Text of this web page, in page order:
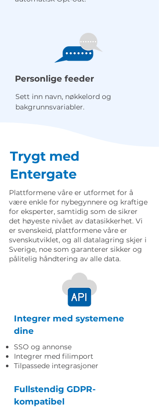
Personlige feeder
Sett inn navn, nøkkelord og
bakgrunnsvariabler.
Trygt med
Entergate
Plattformene våre er utformet for å
være enkle for nybegynnere og kraftige
for eksperter, samtidig som de sikrer
det høyeste nivået av datasikkerhet. Vi
er svenskeid, plattformene våre er
svenskutviklet, og all datalagring skjer i
Sverige, noe som garanterer sikker og
pålitelig håndtering av alle data.
Integrer med systemene
dine
SSO og annonse
Integrer med filimport
Tilpassede integrasjoner
Fullstendig GDPR-
kompatibel